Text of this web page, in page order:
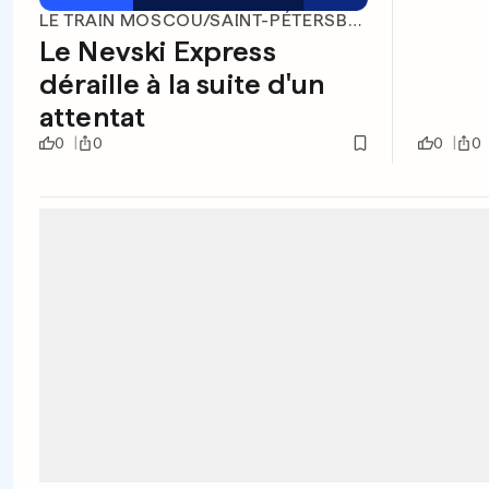
LE TRAIN MOSCOU/SAINT-PÉTERSBOURG
Le Nevski Express
déraille à la suite d'un
attentat
0 0 0 0